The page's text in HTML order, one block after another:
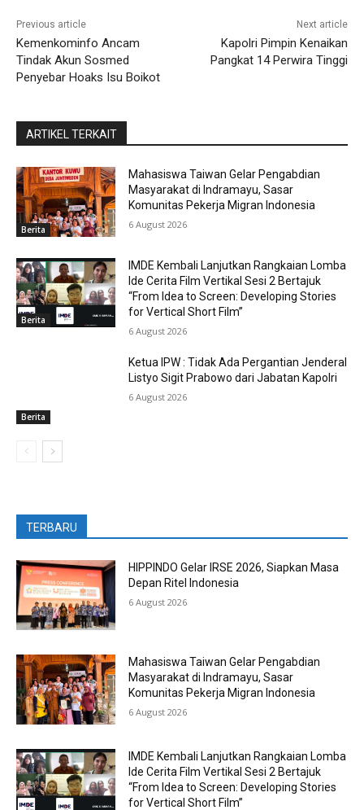
Previous article
Kemenkominfo Ancam
Tindak Akun Sosmed
Penyebar Hoaks Isu Boikot
Next article
Kapolri Pimpin Kenaikan
Pangkat 14 Perwira Tinggi
ARTIKEL TERKAIT
Berita
Mahasiswa Taiwan Gelar Pengabdian
Masyarakat di Indramayu, Sasar
Komunitas Pekerja Migran Indonesia
6 August 2026
Berita
IMDE Kembali Lanjutkan Rangkaian Lomba
Ide Cerita Film Vertikal Sesi 2 Bertajuk
“From Idea to Screen: Developing Stories
for Vertical Short Film”
6 August 2026
Berita
Ketua IPW : Tidak Ada Pergantian Jenderal
Listyo Sigit Prabowo dari Jabatan Kapolri
6 August 2026
TERBARU
HIPPINDO Gelar IRSE 2026, Siapkan Masa
Depan Ritel Indonesia
6 August 2026
Mahasiswa Taiwan Gelar Pengabdian
Masyarakat di Indramayu, Sasar
Komunitas Pekerja Migran Indonesia
6 August 2026
IMDE Kembali Lanjutkan Rangkaian Lomba
Ide Cerita Film Vertikal Sesi 2 Bertajuk
“From Idea to Screen: Developing Stories
for Vertical Short Film”